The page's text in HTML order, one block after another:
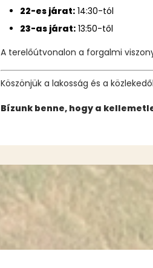
22-es járat: 14:30-tól
23-as járat: 13:50-től
A terelőútvonalon a forgalmi
Köszönjük a lakosság és a
Bízunk benne, hogy a